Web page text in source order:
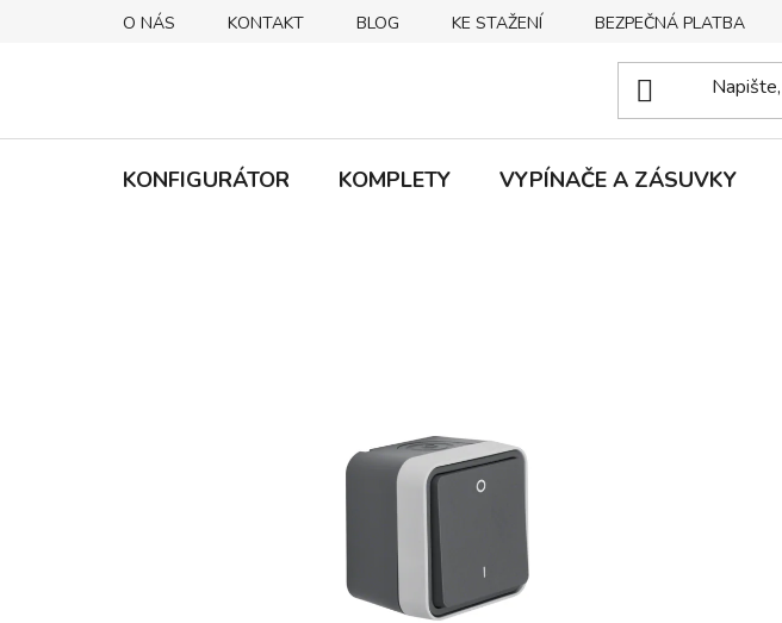
O NÁS KONTAKT BLOG KE STAŽENÍ BEZPEČNÁ PLATBA
KONFIGURÁTOR KOMPLETY VYPÍNAČE A ZÁSUVKY